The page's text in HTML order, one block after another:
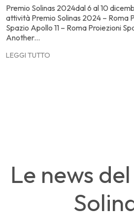
Premio Solinas 2024dal 6 al 10
attività Premio Solinas 2024 – Roma
Spazio Apollo 11 – Roma Proiezioni
Another...
LEGGI TUTTO
Le news